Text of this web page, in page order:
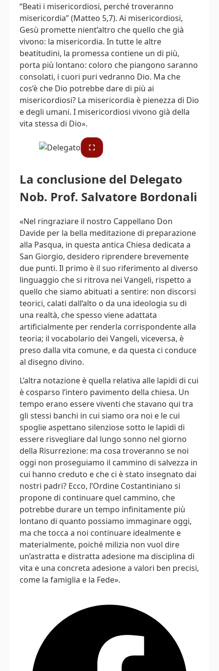
“Beati i misericordiosi, perché troveranno
misericordia” (Matteo 5,7). Ai misericordiosi,
Gesù promette nient’altro che quello che già
vivono: la misericordia. In tutte le altre
beatitudini, la promessa contiene un di più,
porta più lontano: coloro che piangono saranno
consolati, i cuori puri vedranno Dio. Ma che
cos’è che Dio potrebbe dare di più ai
misericordiosi? La misericordia è pienezza di Dio
e degli umani. I misericordiosi vivono già della
vita stessa di Dio».
La conclusione del Delegato
Nob. Prof. Salvatore Bordonali
«Nel ringraziare il nostro Cappellano Don
Davide per la bella meditazione di preparazione
alla Pasqua, in questa antica Chiesa dedicata a
San Giorgio, desidero riprendere brevemente
due punti. Il primo è il suo riferimento al diverso
linguaggio che si ritrova nei Vangeli, rispetto a
quello che siamo abituati a sentire: non discorsi
teorici, calati dall’alto o da una ideologia su di
una realtà, che spesso viene adattata
artificialmente per renderla corrispondente alla
teoria; il vocabolario dei Vangeli, viceversa, è
preso dalla vita comune, e da questa ci conduce
al disegno divino.
L’altra notazione è quella relativa alle lapidi di cui
è cosparso l’intero pavimento della chiesa. Un
tempo erano essere viventi che stavano qui tra
gli stessi banchi in cui siamo ora noi e le cui
spoglie aspettano silenziose sotto le lapidi di
essere risvegliare dal lungo sonno nel giorno
della Risurrezione: ma cosa troveranno se noi
oggi non proseguiamo il cammino di salvezza in
cui hanno creduto e che ci è stato insegnato dai
nostri padri? Ecco, l’Ordine Costantiniano si
propone di continuare quel cammino, che
potrebbe durare un tempo infinitamente più
lontano di quanto possiamo immaginare oggi,
ma che tocca a noi continuare idealmente e
materialmente, poiché milizia non vuol dire
un’astratta e distratta adesione ma disciplina di
vita e una concreta adesione a valori ben precisi,
come la famiglia e la Fede».